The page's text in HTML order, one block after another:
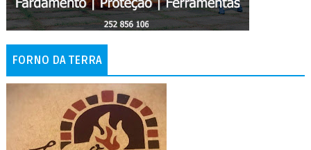
FORNO DA TERRA